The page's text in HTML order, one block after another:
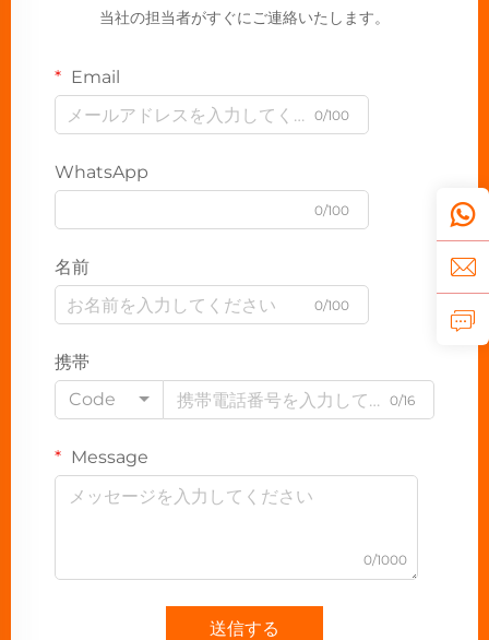
当社の担当者がすぐにご連絡いたします。
Email
0/100
WhatsApp
0/100
名前
0/100
携帯
Code
0/16
Message
0/1000
送信する